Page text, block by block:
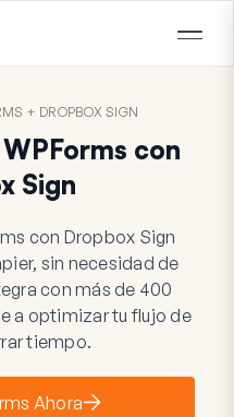
+ DROPBOX SIGN
con
Sign
con Dropbox Sign
sin necesidad de
con más de 400
a optimizar tu flujo de
tiempo.
Ahora